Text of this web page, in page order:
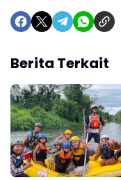
Berita Terkait